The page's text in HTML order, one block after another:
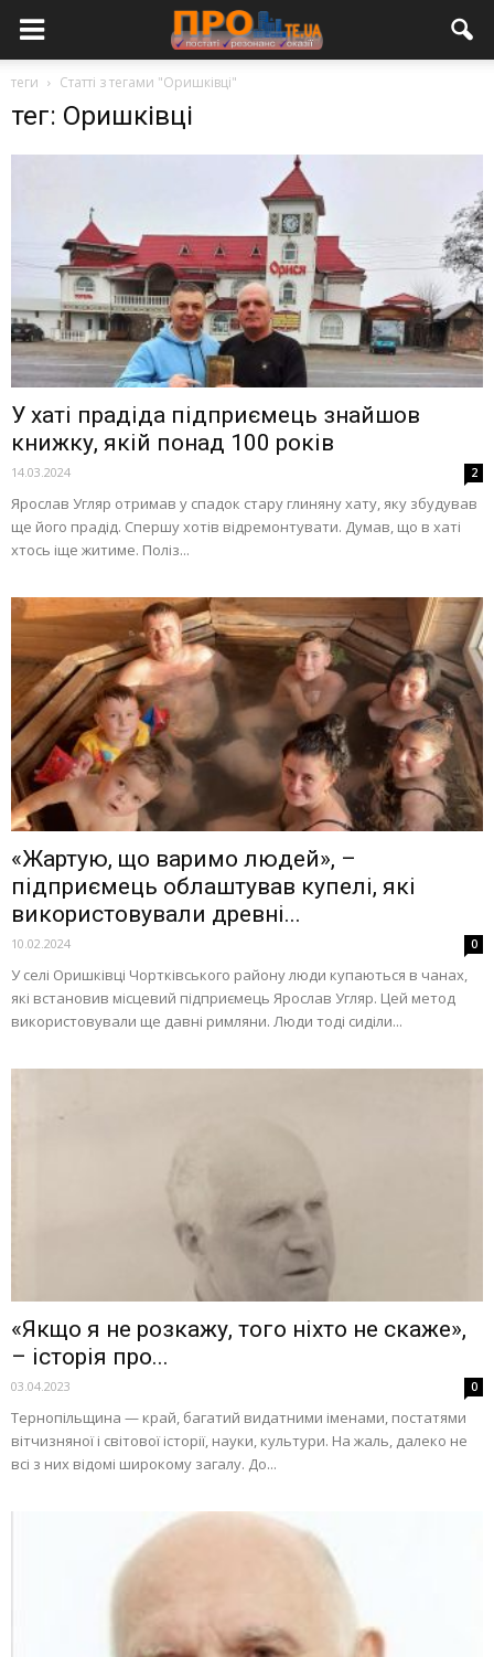
теги Статті з тегами "Оришківці"
тег: Оришківці
У хаті прадіда підприємець знайшов
книжку, якій понад 100 років
14.03.2024 2
Ярослав Угляр отримав у спадок стару глиняну хату, яку збудував
ще його прадід. Спершу хотів відремонтувати. Думав, що в хаті
хтось іще житиме. Поліз...
«Жартую, що варимо людей», –
підприємець облаштував купелі, які
використовували древні...
10.02.2024 0
У селі Оришківці Чортківського району люди купаються в чанах,
які встановив місцевий підприємець Ярослав Угляр. Цей метод
використовували ще давні римляни. Люди тоді сиділи...
«Якщо я не розкажу, того ніхто не скаже»,
– історія про...
03.04.2023 0
Тернопільщина — край, багатий видатними іменами, постатями
вітчизняної і світової історії, науки, культури. На жаль, далеко не
всі з них відомі широкому загалу. До...